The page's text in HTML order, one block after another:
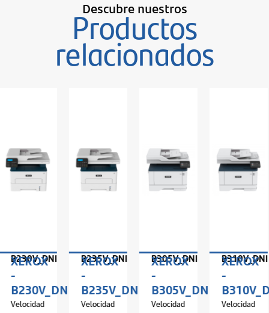
Descubre nuestros
Productos
relacionados
B235V_DNI
XEROX
B235V_DNI
Velocidad
B305V_DNI
XEROX
B305V_DNI
Velocidad
B310V_DNI
XEROX
B310V_DNI
Velocidad
Velocidad